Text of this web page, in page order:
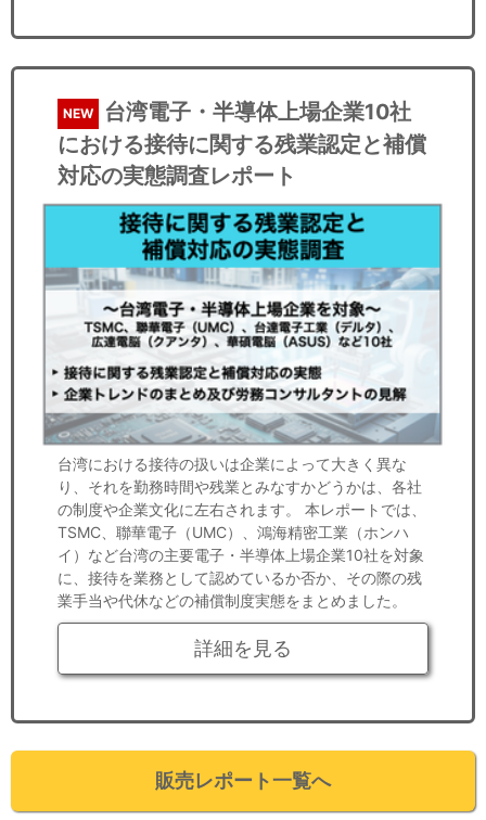
NEW
台湾電子・半導体上場企業10社
における接待に関する残業認定と補償
対応の実態調査レポート
台湾における接待の扱いは企業によって大きく異な
り、それを勤務時間や残業とみなすかどうかは、各社
の制度や企業文化に左右されます。 本レポートでは、
TSMC、聯華電子（UMC）、鴻海精密工業（ホンハ
イ）など台湾の主要電子・半導体上場企業10社を対象
に、接待を業務として認めているか否か、その際の残
業手当や代休などの補償制度実態をまとめました。
詳細を見る
販売レポート一覧へ